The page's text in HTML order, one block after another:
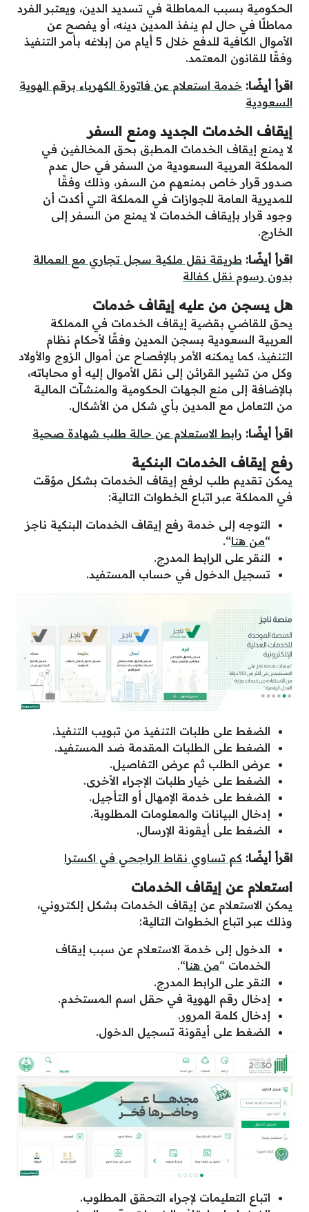
الحكومية بسبب المماطلة في تسديد الدين، ويعتبر الفرد
مماطلًا في حال لم ينفذ المدين دينه، أو يفصح عن
الأموال الكافية للدفع خلال 5 أيام من إبلاغه بأمر التنفيذ
وفقًا للقانون المعتمد.
اقرأ أيضًا: خدمة استعلام عن فاتورة الكهرباء برقم الهوية
السعودية
إيقاف الخدمات الجديد ومنع السفر
لا يمنع إيقاف الخدمات المطبق بحق المخالفين في
المملكة العربية السعودية من السفر في حال عدم
صدور قرار خاص بمنعهم من السفر، وذلك وفقًا
للمديرية العامة للجوازات في المملكة التي أكدت أن
وجود قرار بإيقاف الخدمات لا يمنع من السفر إلى
الخارج.
اقرأ أيضًا: طريقة نقل ملكية سجل تجاري مع العمالة
بدون رسوم نقل كفالة
هل يسجن من عليه إيقاف خدمات
يحق للقاضي بقضية إيقاف الخدمات في المملكة
العربية السعودية بسجن المدين وفقًا لأحكام نظام
التنفيذ، كما يمكنه الأمر بالإفصاح عن أموال الزوج والأولاد
وكل من تشير القرائن إلى نقل الأموال إليه أو محاباته،
بالإضافة إلى منع الجهات الحكومية والمنشآت المالية
من التعامل مع المدين بأي شكل من الأشكال.
اقرأ أيضًا: رابط الاستعلام عن حالة طلب شهادة صحية
رفع إيقاف الخدمات البنكية
يمكن تقديم طلب لرفع إيقاف الخدمات بشكل مؤقت
في المملكة عبر اتباع الخطوات التالية:
التوجه إلى خدمة رفع إيقاف الخدمات البنكية ناجز
“من هنا“.
النقر على الرابط المدرج.
تسجيل الدخول في حساب المستفيد.
الضغط على طلبات التنفيذ من تبويب التنفيذ.
الضغط على الطلبات المقدمة ضد المستفيد.
عرض الطلب ثم عرض التفاصيل.
الضغط على خيار طلبات الإجراء الأخرى.
الضغط على خدمة الإمهال أو التأجيل.
إدخال البيانات والمعلومات المطلوبة.
الضغط على أيقونة الإرسال.
اقرأ أيضًا: كم تساوي نقاط الراجحي في اكسترا
استعلام عن إيقاف الخدمات
يمكن الاستعلام عن إيقاف الخدمات بشكل إلكتروني،
وذلك عبر اتباع الخطوات التالية:
الدخول إلى خدمة الاستعلام عن سبب إيقاف
الخدمات “من هنا“.
النقر على الرابط المدرج.
إدخال رقم الهوية في حقل اسم المستخدم.
إدخال كلمة المرور.
الضغط على أيقونة تسجيل الدخول.
اتباع التعليمات لإجراء التحقق المطلوب.